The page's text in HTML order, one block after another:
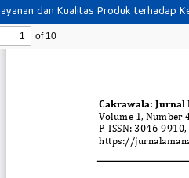
dan Kualitas Produk terhadap